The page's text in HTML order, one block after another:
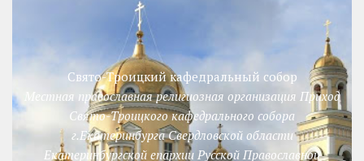
Свято-Троицкий кафедральный собор
Местная православная религиозная организация Приход
Свято-Троицкого кафедрального собора
г.Екатеринбурга Свердловской области
Екатеринбургской епархии Русской Православной